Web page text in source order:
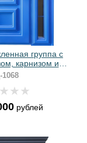
группа с
карнизом и
под багет
1068
рублей